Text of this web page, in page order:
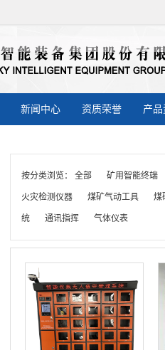
新闻中心 资质荣誉 产
按分类浏览： 全部 矿用智能终端
火灾检测仪器 煤矿气动工具 煤
统 通讯指挥 气体仪表